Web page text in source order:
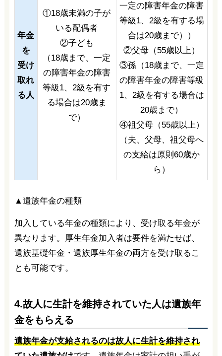
年金
を
受け
取れ
る人
①18歳未満の子が
いる配偶者
②子ども
（18歳まで、一定
の障害年金の障害
等級1、2級を有す
る場合は20歳ま
で）
一定の障害年金の障害
等級1、2級を有する場
合は20歳まで））
②父母（55歳以上）
③孫（18歳まで、一定
の障害年金の障害等級
1、2級を有する場合は
20歳まで）
④祖父母（55歳以上）
（夫、父母、祖父母へ
の支給は原則60歳か
ら）
▲遺族年金の種類
加入している年金の種類により、受け取る年金が
異なります。厚生年金加入者は要件を満たせば、
遺族基礎年金・遺族厚生年金の両方を受け取るこ
とも可能です。
4.故人に生計を維持されていた人は遺族年
金をもらえる
遺族年金が支給されるのは故人に生計を維持され